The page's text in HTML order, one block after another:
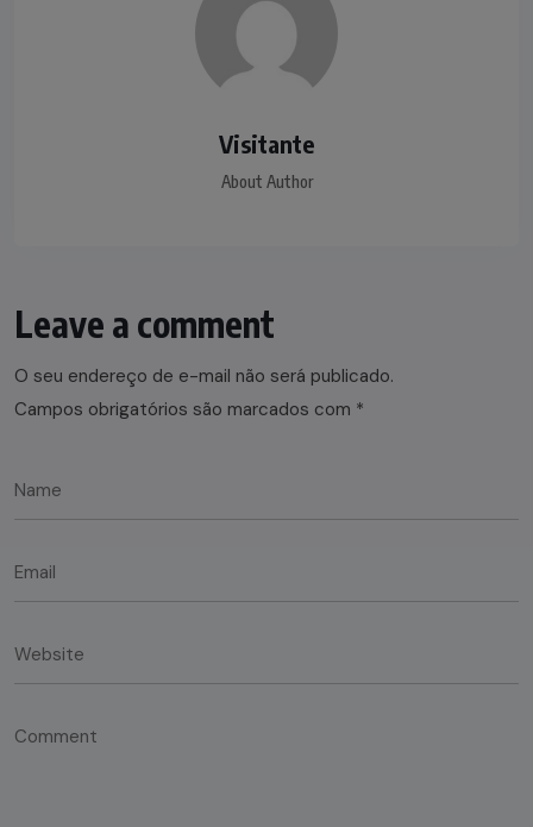
Visitante
About Author
Leave a comment
O seu endereço de e-mail não será publicado.
Campos obrigatórios são marcados com *